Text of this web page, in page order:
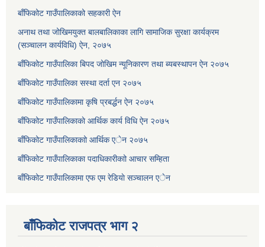
बाँफिकोट गाउँपालिकाको सहकारी ऐन
अनाथ तथा जोखिमयुक्त बालबालिकाका लागि सामाजिक सुरक्षा कार्यक्रम
(सञ्चालन कार्यविधि) ऐन, २०७५
बाँफिकोट गाउँपालिका बिपद जोखिम न्यूनिकारण तथा ब्यबस्थापन ऐन २०७५
बाँफिकोट गाउँपालिका सस्था दर्ता एन २०७५
बाँफिकोट गाउँपालिकामा कृषि प्रबर्द्धन ऐन २०७५
बाँफिकोट गाउँपालिकाकाे आर्थिक कार्य विधि ऐन २०७५
बाँफिकोट गाउँपालिकाकाो आर्थिक एेन २०७५
बाँफिकोट गाउँपालिकाका पदाधिकारीकाो आचार सम्हिता
बाँफिकोट गाउँपालिकामा एफ एम रेडियाे सञ्चालन एेन
बाँफिकोट राजपत्र भाग २